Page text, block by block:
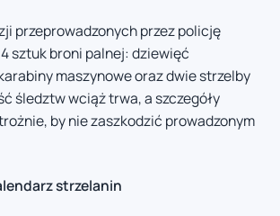
przeprowadzonych przez policję
sztuk broni palnej: dziewięć
maszynowe oraz dwie strzelby
śledztw wciąż trwa, a szczegóły
by nie zaszkodzić prowadzonym
strzelanin